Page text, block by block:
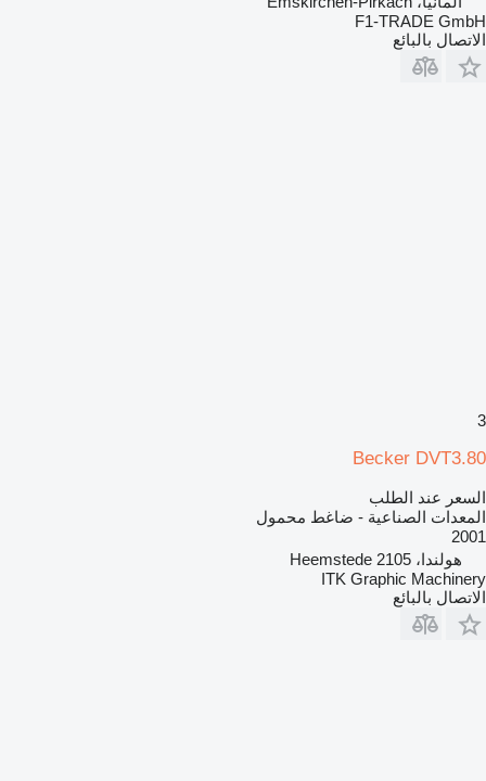
F1-TRADE GmbH
الاتصال بالبائع
3
Becker DVT3.80
السعر عند الطلب
المعدات الصناعية - ضاغط محمول
2001
هولندا، 2105 Heemstede
ITK Graphic Machinery
الاتصال بالبائع